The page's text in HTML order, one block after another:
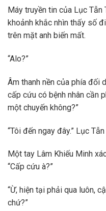
Máy truyền tin của Lục Tẫn
khoảnh khắc nhìn thấy số
trên mặt anh biến mất.
“Alo?”
Âm thanh nền của phía đối
cấp cứu có bệnh nhân cần
một chuyến không?”
“Tôi đến ngay đây.” Lục
Một tay Lâm Khiếu Minh
“Cấp cứu à?”
“Ừ, hiện tại phải qua luôn,
chứ?”